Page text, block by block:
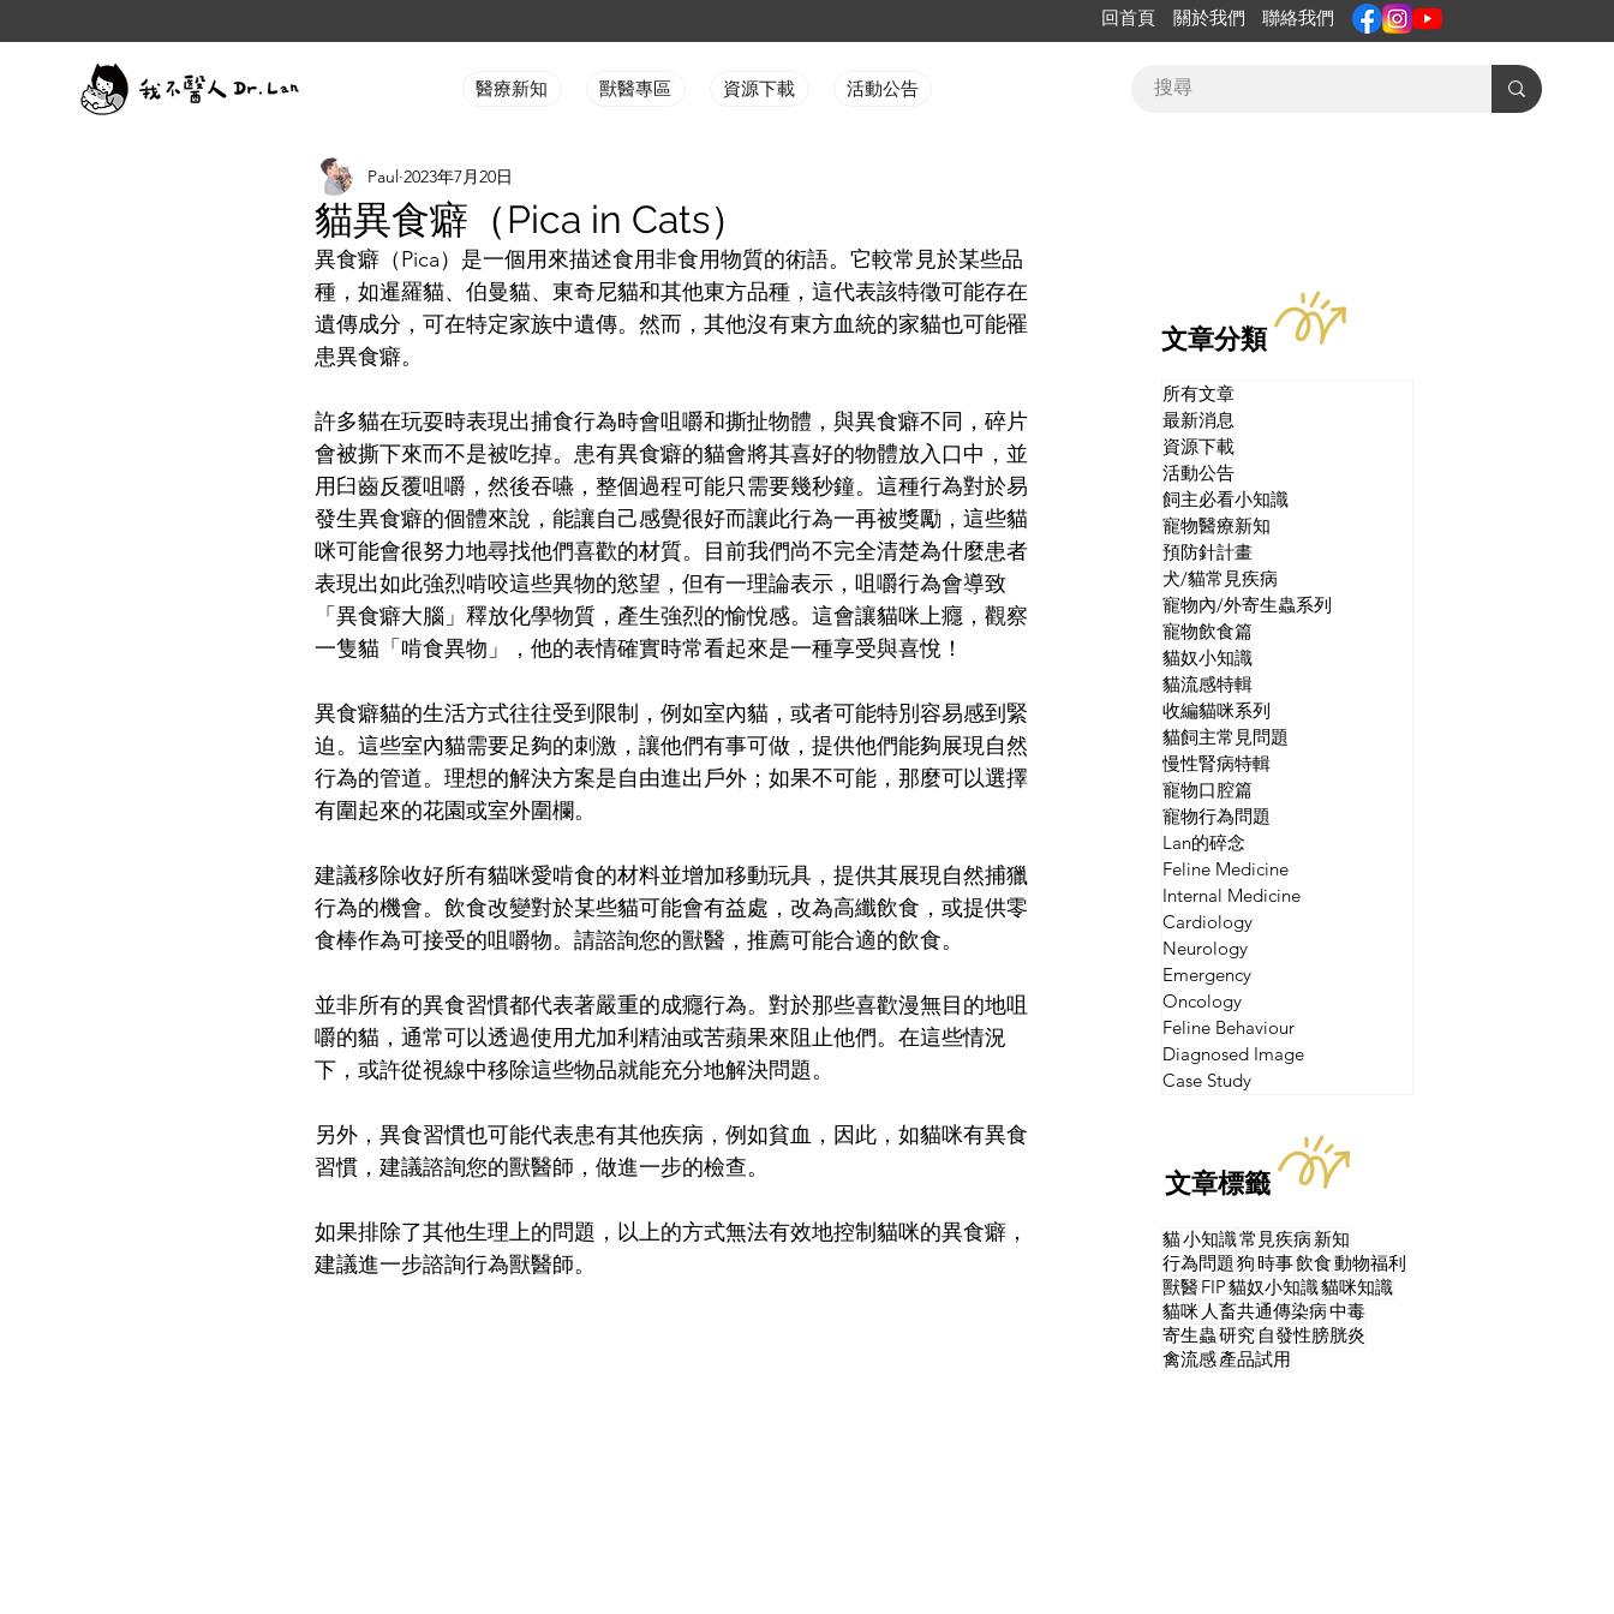
回首頁 關於我們 聯絡我們
醫療新知 獸醫專區 資源下載 活動公告
貓異食癖（Pica in Cats）
Paul 2023年7月20日
異食癖（Pica）是一個用來描述食用非食用物質的術語。它較常見於某些品
種，如暹羅貓、伯曼貓、東奇尼貓和其他東方品種，這代表該特徵可能存在
遺傳成分，可在特定家族中遺傳。然而，其他沒有東方血統的家貓也可能罹
患異食癖。
許多貓在玩耍時表現出捕食行為時會咀嚼和撕扯物體，與異食癖不同，碎片
會被撕下來而不是被吃掉。患有異食癖的貓會將其喜好的物體放入口中，並
用臼齒反覆咀嚼，然後吞嚥，整個過程可能只需要幾秒鐘。這種行為對於易
發生異食癖的個體來說，能讓自己感覺很好而讓此行為一再被獎勵，這些貓
咪可能會很努力地尋找他們喜歡的材質。目前我們尚不完全清楚為什麼患者
表現出如此強烈啃咬這些異物的慾望，但有一理論表示，咀嚼行為會導致
「異食癖大腦」釋放化學物質，產生強烈的愉悅感。這會讓貓咪上癮，觀察
一隻貓「啃食異物」，他的表情確實時常看起來是一種享受與喜悅！
異食癖貓的生活方式往往受到限制，例如室內貓，或者可能特別容易感到緊
迫。這些室內貓需要足夠的刺激，讓他們有事可做，提供他們能夠展現自然
行為的管道。理想的解決方案是自由進出戶外；如果不可能，那麼可以選擇
有圍起來的花園或室外圍欄。
建議移除收好所有貓咪愛啃食的材料並增加移動玩具，提供其展現自然捕獵
行為的機會。飲食改變對於某些貓可能會有益處，改為高纖飲食，或提供零
食棒作為可接受的咀嚼物。請諮詢您的獸醫，推薦可能合適的飲食。
並非所有的異食習慣都代表著嚴重的成癮行為。對於那些喜歡漫無目的地咀
嚼的貓，通常可以透過使用尤加利精油或苦蘋果來阻止他們。在這些情況
下，或許從視線中移除這些物品就能充分地解決問題。
另外，異食習慣也可能代表患有其他疾病，例如貧血，因此，如貓咪有異食
習慣，建議諮詢您的獸醫師，做進一步的檢查。
如果排除了其他生理上的問題，以上的方式無法有效地控制貓咪的異食癖，
建議進一步諮詢行為獸醫師。
文章分類
所有文章
最新消息
資源下載
活動公告
飼主必看小知識
寵物醫療新知
預防針計畫
犬/貓常見疾病
寵物內/外寄生蟲系列
寵物飲食篇
貓奴小知識
貓流感特輯
收編貓咪系列
貓飼主常見問題
慢性腎病特輯
寵物口腔篇
寵物行為問題
Lan的碎念
Feline Medicine
Internal Medicine
Cardiology
Neurology
Emergency
Oncology
Feline Behaviour
Diagnosed Image
Case Study
文章標籤
貓小知識常見疾病 新知
行為問題狗時事飲食動物福利
獸醫FIP貓奴小知識貓咪知識
貓咪 人畜共通傳染病中毒
寄生蟲研究 自發性膀胱炎
禽流感產品試用